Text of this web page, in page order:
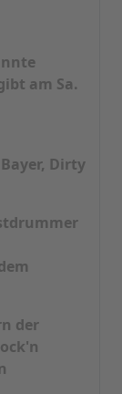
am Sa.
Dirty
der